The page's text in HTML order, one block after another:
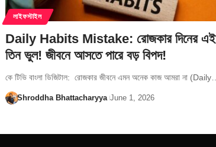
লাইফস্টাইল
Daily Habits Mistake: রোজকার দিনের এই
তিন ভুল! জীবনে আসতে পারে বড় বিপদ!
কে টিভি বাংলা ডিজিটাল: রোজকার জীবনে এমন অনেক কাজ আমরা না (Daily…
Shroddha Bhattacharyya June 1, 2026